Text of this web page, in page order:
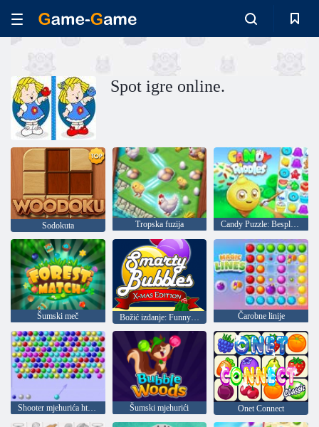
Spot igre online.
Sodokuta Tropska fuzija Candy Puzzle: Besplatna utakmica 3
Šumski meč Božić izdanje: Funny mjehurića Čarobne linije
Shooter mjehurića html5 Šumski mjehurići Onet Connect